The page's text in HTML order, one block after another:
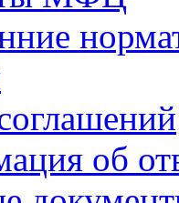
об